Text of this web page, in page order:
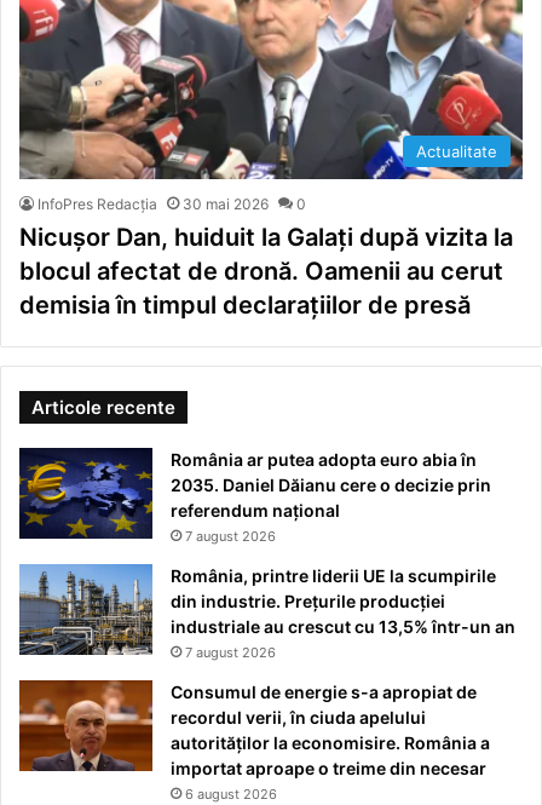
Actualitate
InfoPres Redacția 30 mai 2026 0
Nicușor Dan, huiduit la Galați după vizita la
blocul afectat de dronă. Oamenii au cerut
demisia în timpul declarațiilor de presă
Articole recente
România ar putea adopta euro abia în
2035. Daniel Dăianu cere o decizie prin
referendum național
7 august 2026
România, printre liderii UE la scumpirile
din industrie. Prețurile producției
industriale au crescut cu 13,5% într-un an
7 august 2026
Consumul de energie s-a apropiat de
recordul verii, în ciuda apelului
autorităților la economisire. România a
importat aproape o treime din necesar
6 august 2026